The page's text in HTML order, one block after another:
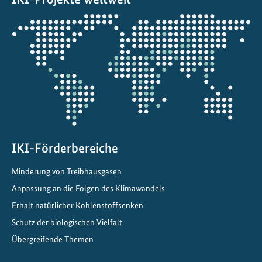
i
g
e
n
W
i
u
Öffnet
die
Projektkarte
IKI-Förderbereiche
Minderung von Treibhausgasen
Anpassung an die Folgen des Klimawandels
Erhalt natürlicher Kohlenstoffsenken
Schutz der biologischen Vielfalt
Übergreifende Themen